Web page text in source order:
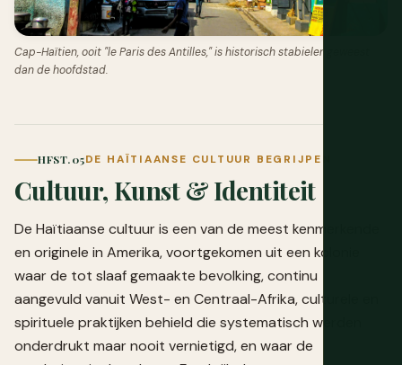
Cap-Haïtien, ooit "le Paris des Antilles," is historisch stabieler geweest
dan de hoofdstad.
HFST. 05DE HAÏTIAANSE CULTUUR BEGRIJPEN
Cultuur, Kunst & Identiteit
De Haïtiaanse cultuur is een van de meest kenmerkende
en originele in Amerika, voortgekomen uit een kolonie
waar de tot slaaf gemaakte bevolking, continu
aangevuld vanuit West- en Centraal-Afrika, culturele en
spirituele praktijken behield die systematisch werden
onderdrukt maar nooit vernietigd, en waar de